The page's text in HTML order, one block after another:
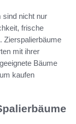
sind nicht nur
frische
Zierspalierbäume
mit ihrer
Bäume
kaufen